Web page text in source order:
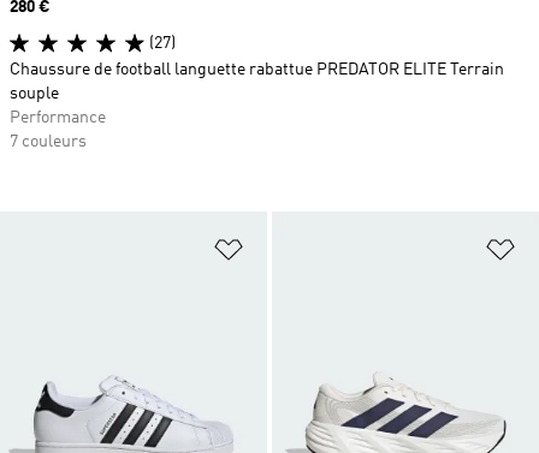
Ajouter à la Liste de produits
Prix
280 €
(27)
Chaussure de football languette rabattue PREDATOR ELITE Terrain
souple
Performance
7 couleurs